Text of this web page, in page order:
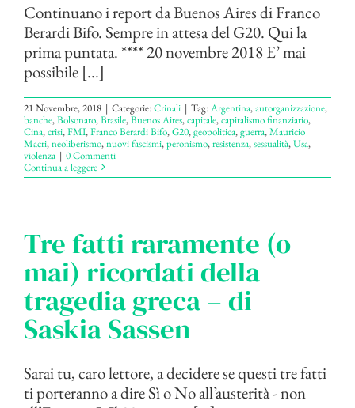
Continuano i report da Buenos Aires di Franco
Berardi Bifo. Sempre in attesa del G20. Qui la
prima puntata. **** 20 novembre 2018 E’ mai
possibile [...]
21 Novembre, 2018 | Categorie:Crinali | Tag:Argentina,autorganizzazione,
banche,Bolsonaro,Brasile,Buenos Aires,capitale,capitalismo finanziario,
Cina,crisi,FMI,Franco Berardi Bifo,G20,geopolitica,guerra,Mauricio
Macri,neoliberismo,nuovi fascismi,peronismo,resistenza,sessualità,Usa,
violenza | 0 Commenti
Continua a leggere
Tre fatti raramente (o
mai) ricordati della
tragedia greca – di
Saskia Sassen
Sarai tu, caro lettore, a decidere se questi tre fatti
ti porteranno a dire Sì o No all’austerità - non